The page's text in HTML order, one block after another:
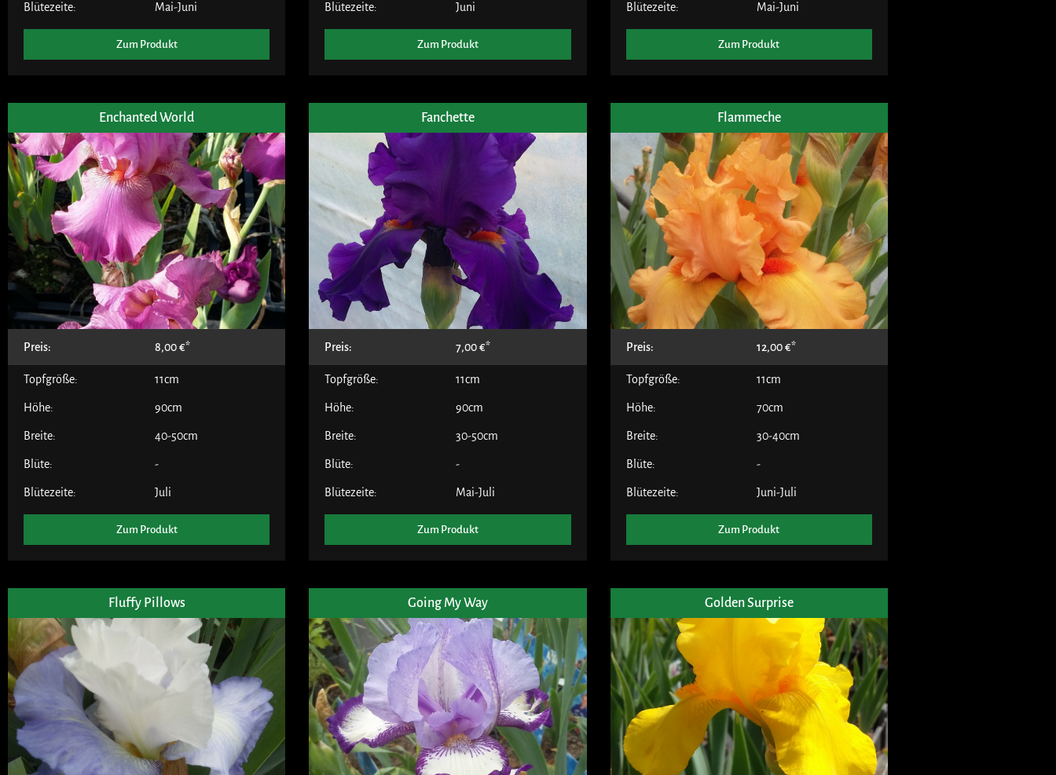
Blütezeite: Mai-Juni
Zum Produkt
Blütezeite: Juni
Zum Produkt
Blütezeite: Mai-Juni
Zum Produkt
Enchanted World
Preis: 8,00€
Topfgröße: 11cm
Höhe: 90cm
Breite: 40-50cm
Blüte: -
Blütezeite: Juli
Zum Produkt
Fanchette
Preis: 7,00€
Topfgröße: 11cm
Höhe: 90cm
Breite: 30-50cm
Blüte: -
Blütezeite: Mai-Juli
Zum Produkt
Flammeche
Preis: 12,00€
Topfgröße: 11cm
Höhe: 70cm
Breite: 30-40cm
Blüte: -
Blütezeite: Juni-Juli
Zum Produkt
Fluffy Pillows Going My Way Golden Surprise